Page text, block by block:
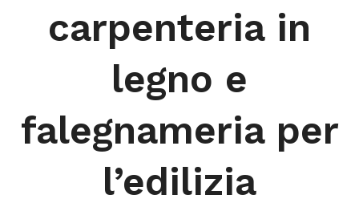
carpenteria in
legno e
falegnameria per
l’edilizia